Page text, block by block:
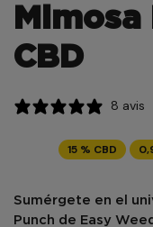
CBD
8 avis
15 % CBD
Sumérgete en el
Punch de Easy Weed